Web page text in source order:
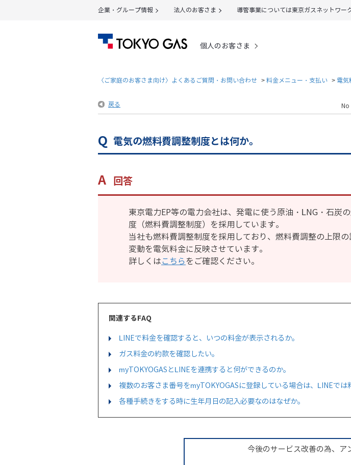
企業・グループ情報 法人のお客さま 導管事業については東京ガスネットワー
個人のお客さま
〈ご家庭のお客さま向け〉よくあるご質問・お問い合わせ >料金メニュー・支払い > 電気
戻る No
電気の燃料費調整制度とは何か。
回答
東京電力EP等の電力会社は、発電に使う原油・LNG・石炭
度（燃料費調整制度）を採用しています。
当社も燃料費調整制度を採用しており、燃料費調整の上限
変動を電気料金に反映させています。
詳しくはこちらをご確認ください。
関連するFAQ
LINEで料金を確認すると、いつの料金が表示されるか。
ガス料金の約款を確認したい。
myTOKYOGASとLINEを連携すると何ができるのか。
複数のお客さま番号をmyTOKYOGASに登録している場合は、LINEでは
各種手続きをする時に生年月日の記入必要なのはなぜか。
今後のサービス改善の為、ア